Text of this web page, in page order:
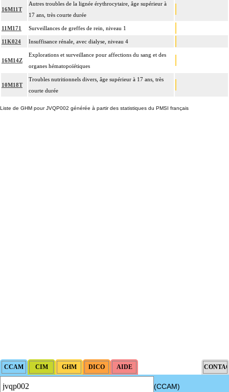
16M11T
Autres troubles de la lignée érythrocytaire, âge supérieur à
17 ans, très courte durée
11M171 Surveillances de greffes de rein, niveau 1
11K024 Insuffisance rénale, avec dialyse, niveau 4
16M14Z
Explorations et surveillance pour affections du sang et des
organes hématopoïétiques
10M18T
Troubles nutritionnels divers, âge supérieur à 17 ans, très
courte durée
Liste de GHM pour JVQP002 générée à partir des statistiques du PMSI français
(CCAM)